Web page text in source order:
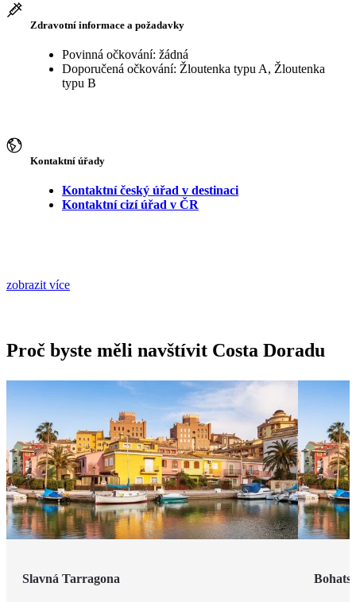
Zdravotní informace a požadavky
Povinná očkování: žádná
Doporučená očkování: Žloutenka typu A, Žloutenka
typu B
Kontaktní úřady
Kontaktní český úřad v destinaci
Kontaktní cizí úřad v ČR
zobrazit více
Proč byste měli navštívit Costa Doradu
Slavná Tarragona